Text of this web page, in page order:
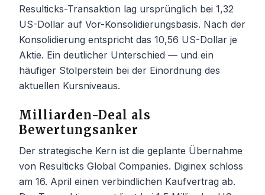
Resulticks-Transaktion lag ursprünglich bei 1,32
US-Dollar auf Vor-Konsolidierungsbasis. Nach der
Konsolidierung entspricht das 10,56 US-Dollar je
Aktie. Ein deutlicher Unterschied — und ein
häufiger Stolperstein bei der Einordnung des
aktuellen Kursniveaus.
Milliarden-Deal als
Bewertungsanker
Der strategische Kern ist die geplante Übernahme
von Resulticks Global Companies. Diginex schloss
am 16. April einen verbindlichen Kaufvertrag ab.